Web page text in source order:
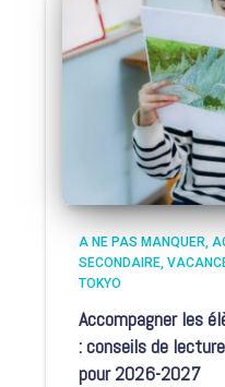
A NE PAS MANQUER
SECONDAIRE
TOKYO
Accompagner les
: conseils de
pour 2026-2027